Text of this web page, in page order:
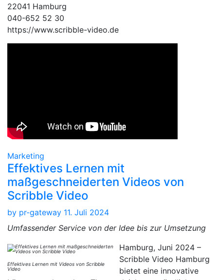
22041 Hamburg
040-652 52 30
https://www.scribble-video.de
Marketing
Effektives Lernen mit
maßgeschneiderten Videos von
Scribble Video
by pr-gateway 11. Juli 2024
Umfassender Service von der Idee bis zur Umsetzung
Effektives Lernen mit Videos von Scribble
Video
Hamburg, Juni 2024 –
Scribble Video Hamburg
bietet eine innovative